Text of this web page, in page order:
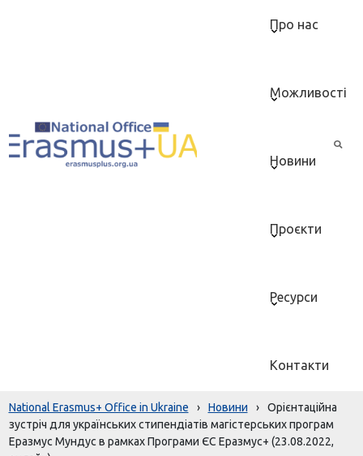
Про нас
Можливості
Новини
Проєкти
Ресурси
Контакти
National Erasmus+ Office in Ukraine › Новини ›
Орієнтаційна
зустріч для українських стипендіатів магістерських програм
Еразмус Мундус в рамках Програми ЄС Еразмус+ (23.08.2022,